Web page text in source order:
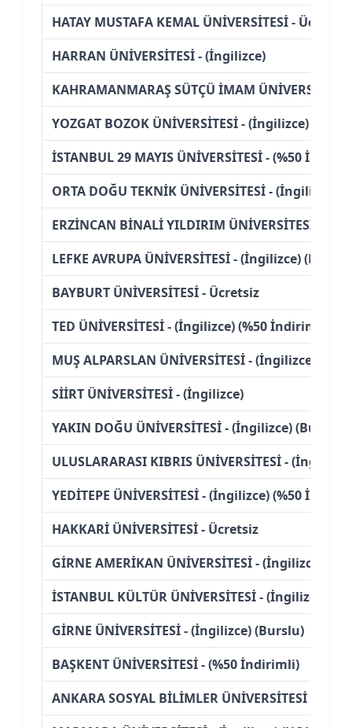
HATAY MUSTAFA KEMAL ÜNİVERSİTESİ - Ücretsiz
HARRAN ÜNİVERSİTESİ - (İngilizce)
KAHRAMANMARAŞ SÜTÇÜ İMAM ÜNİVERSİTESİ
YOZGAT BOZOK ÜNİVERSİTESİ - (İngilizce)
İSTANBUL 29 MAYIS ÜNİVERSİTESİ - (%50
ORTA DOĞU TEKNİK ÜNİVERSİTESİ - (İngilizce)
ERZİNCAN BİNALİ YILDIRIM ÜNİVERSİTESİ -
LEFKE AVRUPA ÜNİVERSİTESİ - (İngilizce)
BAYBURT ÜNİVERSİTESİ - Ücretsiz
TED ÜNİVERSİTESİ - (İngilizce) (%50 İndirimli)
MUŞ ALPARSLAN ÜNİVERSİTESİ - (İngilizce)
SİİRT ÜNİVERSİTESİ - (İngilizce)
YAKIN DOĞU ÜNİVERSİTESİ - (İngilizce) (Burslu)
ULUSLARARASI KIBRIS ÜNİVERSİTESİ -
YEDİTEPE ÜNİVERSİTESİ - (İngilizce) (%50
HAKKARİ ÜNİVERSİTESİ - Ücretsiz
GİRNE AMERİKAN ÜNİVERSİTESİ - (İngilizce)
İSTANBUL KÜLTÜR ÜNİVERSİTESİ - (İngilizce)
GİRNE ÜNİVERSİTESİ - (İngilizce) (Burslu)
BAŞKENT ÜNİVERSİTESİ - (%50 İndirimli)
ANKARA SOSYAL BİLİMLER ÜNİVERSİTESİ -